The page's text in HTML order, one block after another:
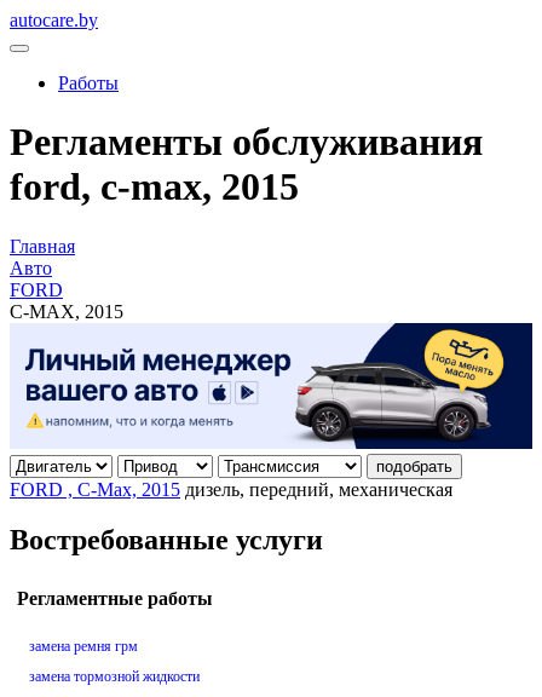
autocare.by
Работы
Регламенты обслуживания
ford, c-max, 2015
Главная
Авто
FORD
C-MAX, 2015
подобрать
FORD , C-Max, 2015 дизель, передний, механическая
Востребованные услуги
Регламентные работы
замена ремня грм
замена тормозной жидкости